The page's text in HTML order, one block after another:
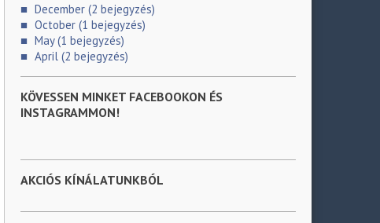
December (2 bejegyzés)
October (1 bejegyzés)
May(1 bejegyzés)
April (2 bejegyzés)
KÖVESSEN MINKET FACEBOOKON ÉS
INSTAGRAMMON!
AKCIÓS KÍNÁLATUNKBÓL